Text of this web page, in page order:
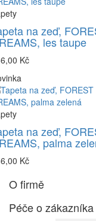
na zeď,
les taupe
Kč
na zeď,
palma
Kč
O firmě
Péče o zákazníka